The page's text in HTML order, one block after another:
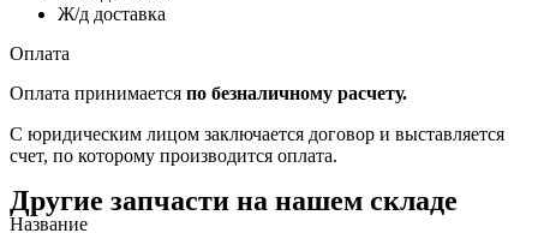
Ж/д доставка
Оплата
Оплата принимается по безналичному расчету.
С юридическим лицом заключается договор и выставляется
счет, по которому производится оплата.
Другие запчасти на нашем складе
Название